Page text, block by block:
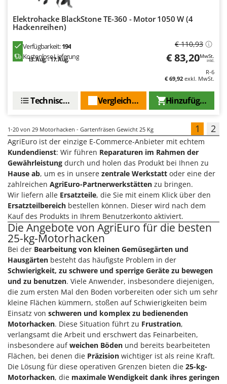
Elektrohacke BlackStone TE-360 - Motor 1050 W (4
Hackenreihen)
Verfügbarkeit:194
Kostenlose Lieferung
13. Aug. - 17. Aug.
€ 110,93
€ 83,20MwSt.
inkl.
R-6
€ 69,92 exkl. MwSt.
Hinzufügen
Vergleichen Sie
Technische Daten
1-20 von 29 Motorhacken - Gartenfräsen Gewicht 25 Kg 1 2
AgriEuro ist der einzige E-Commerce-Anbieter mit echtem
Kundendienst: Wir führen Reparaturen im Rahmen der
Gewährleistung durch und holen das Produkt bei Ihnen zu
Hause ab, um es in unsere zentrale Werkstatt oder eine der
zahlreichen AgriEuro-Partnerwerkstätten zu bringen.
Wir liefern alle Ersatzteile, die Sie mit einem Klick über den
Ersatzteilbereich bestellen können. Dieser wird nach dem
Kauf des Produkts in Ihrem Benutzerkonto aktiviert.
Die Angebote von AgriEuro für die besten
25-kg-Motorhacken
Bei der Bearbeitung von kleinen Gemüsegärten und
Hausgärten besteht das häufigste Problem in der
Schwierigkeit, zu schwere und sperrige Geräte zu bewegen
und zu benutzen. Viele Anwender, insbesondere diejenigen,
die zum ersten Mal den Boden vorbereiten oder sich um sehr
kleine Flächen kümmern, stoßen auf Schwierigkeiten beim
Einsatz von schweren und komplex zu bedienenden
Motorhacken. Diese Situation führt zu Frustration,
verlangsamt die Arbeit und erschwert das Feinarbeiten,
insbesondere aufweichen Böden und bereits bearbeiteten
Flächen, bei denen die Präzision wichtiger ist als reine Kraft.
Die Lösung für diese operativen Grenzen bieten die 25-kg-
Motorhacken, die maximale Wendigkeit dank ihres geringen